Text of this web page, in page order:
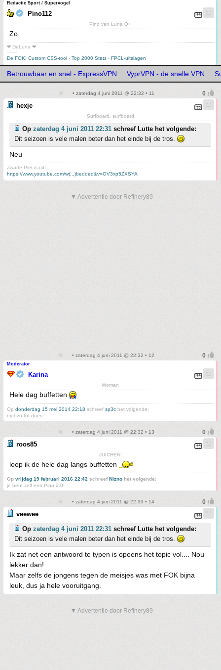
Redactie Sport / Supervogel
Pino112
Pino van Luna O+
Zo.
❤ DeLuna ❤
-------
De FOK! Custom CSS-tool - Top 2000 Stats - FPCL-uitslagen
Betrouwbaar en snel - ExpressVPN VyprVPN - de snelle VPN
• zaterdag 4 juni 2011 @ 22:32 • 11
hexje
Surfboard, surfboard
Op zaterdag 4 juni 2011 22:31 schreef Lutte het volgende:
Dit seizoen is vele malen beter dan het einde bij de tros.
Neu
Zwarte Piet is uit!
https://www.youtube.com/w(...)bedded&v=OV3xp5ZXSYA
▼ Advertentie door Refinery89
• zaterdag 4 juni 2011 @ 22:32 • 12
Moderator
Karina
Woman
Hele dag buffetten
Op donderdag 15 mei 2014 22:18 schreef sp3c het volgende:
niet zo tof doen
• zaterdag 4 juni 2011 @ 22:32 • 13
roos85
JUICHEN!
loop ik de hele dag langs buffetten
Op vrijdag 19 februari 2016 22:42 schreef Nizno het volgende:
je bent zelf een Pino 2.0!
• zaterdag 4 juni 2011 @ 22:33 • 14
veewee
Op zaterdag 4 juni 2011 22:31 schreef Lutte het volgende:
Dit seizoen is vele malen beter dan het einde bij de tros.
Ik zat net een antwoord te typen is opeens het topic vol.... Nou
lekker dan!
Maar zelfs de jongens tegen de meisjes was met FOK bijna
leuk, dus ja hele vooruitgang.
▼ Advertentie door Refinery89